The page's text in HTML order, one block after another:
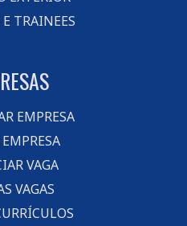
TRAINEES
EMPRESA
VAGA
VAGAS